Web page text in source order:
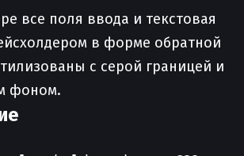
все поля ввода и текстовая
в форме обратной
с серой границей и
фоном.